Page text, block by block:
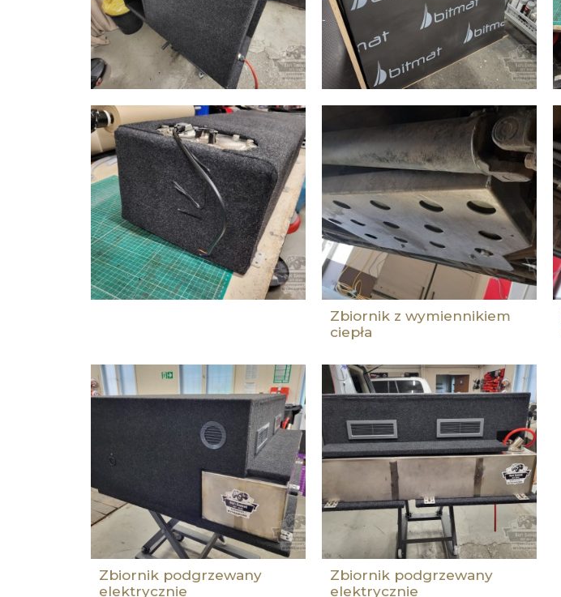
Zbiornik z wymiennikiem
ciepła
Zbiornik podgrzewany
elektrycznie
Zbiornik podgrzewany
elektrycznie